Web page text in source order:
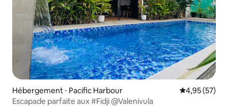
Hébergement ⋅ Pacific Harbour Évaluation
4,95 (57)
Escapade parfaite aux #Fidji @Valenivula